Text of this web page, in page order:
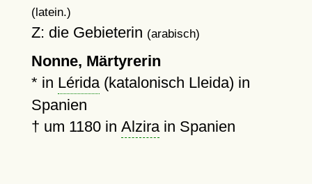
(latein.)
Z: die Gebieterin (arabisch)
Nonne, Märtyrerin
* in Lérida(katalonisch Lleida) in
Spanien
† um 1180in Alzirain Spanien